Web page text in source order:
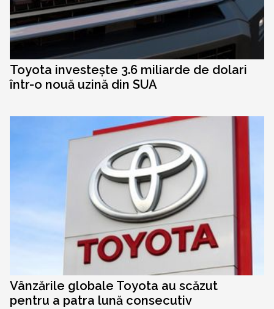
Toyota investește 3.6 miliarde de dolari
într-o nouă uzină din SUA
Vânzările globale Toyota au scăzut
pentru a patra lună consecutiv